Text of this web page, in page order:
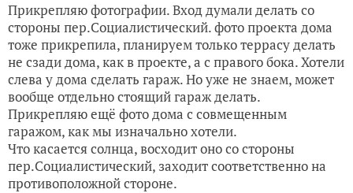
Прикрепляю фотографии. Вход думали делать со
стороны пер.Социалистический. фото проекта дома
тоже прикрепила, планируем только террасу делать
не сзади дома, как в проекте, а с правого бока. Хотели
слева у дома сделать гараж. Но уже не знаем, может
вообще отдельно стоящий гараж делать.
Прикрепляю ещё фото дома с совмещенным
гаражом, как мы изначально хотели.
Что касается солнца, восходит оно со стороны
пер.Социалистический, заходит соответственно на
противоположной стороне.